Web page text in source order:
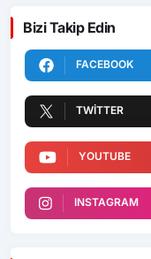
Bizi Takip Edin
FACEBOOK
TWITTER
YOUTUBE
INSTAGRAM